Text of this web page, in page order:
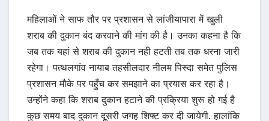
महिलाओं ने साफ तौर पर प्रशासन से लांजीयापारा में खुली
शराब की दुकान बंद करवाने की मांग की है। उनका कहना है कि
जब तक यहां से शराब की दुकान नही हटती तब तक धरना जारी
रहेगा। पत्थलगांव नायाब तहसीलदार नीलम पिस्दा समेत पुलिस
प्रशासन मौके पर पहुँच कर समझाने का प्रयास कर रहा है।
उन्होंने कहा कि शराब दुकान हटाने की प्रक्रिया शुरू हो गई है
कुछ समय बाद दुकान दूसरी जगह शिफ्ट कर दी जायेगी. हालांकि